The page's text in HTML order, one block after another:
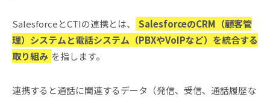
SalesforceとCTIの連携とは、
SalesforceのCRM（顧客管
理）システムと電話システム（PBXやVoIPなど）を統合する
取り組み を指します。
連携すると通話に関連するデータ（発信、受信、通話履歴な